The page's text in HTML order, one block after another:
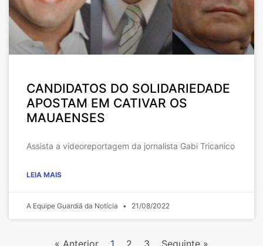
CANDIDATOS DO SOLIDARIEDADE
APOSTAM EM CATIVAR OS
MAUAENSES
Assista a videoreportagem da jornalista Gabi Tricanico
LEIA MAIS
A Equipe Guardiã da Notícia 21/08/2022
« Anterior 1 2 3 Seguinte »